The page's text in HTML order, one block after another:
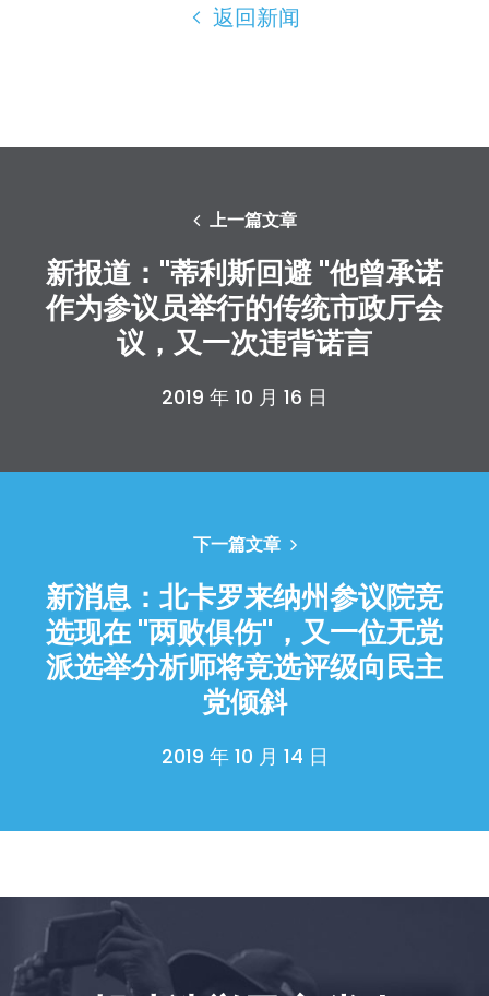
行动
捐赠
返回新闻
上一篇文章
新报道："蒂利斯回避 "他曾承诺
作为参议员举行的传统市政厅会
议，又一次违背诺言
2019 年 10 月 16 日
下一篇文章
新消息：北卡罗来纳州参议院竞
选现在 "两败俱伤"，又一位无党
派选举分析师将竞选评级向民主
党倾斜
2019 年 10 月 14 日